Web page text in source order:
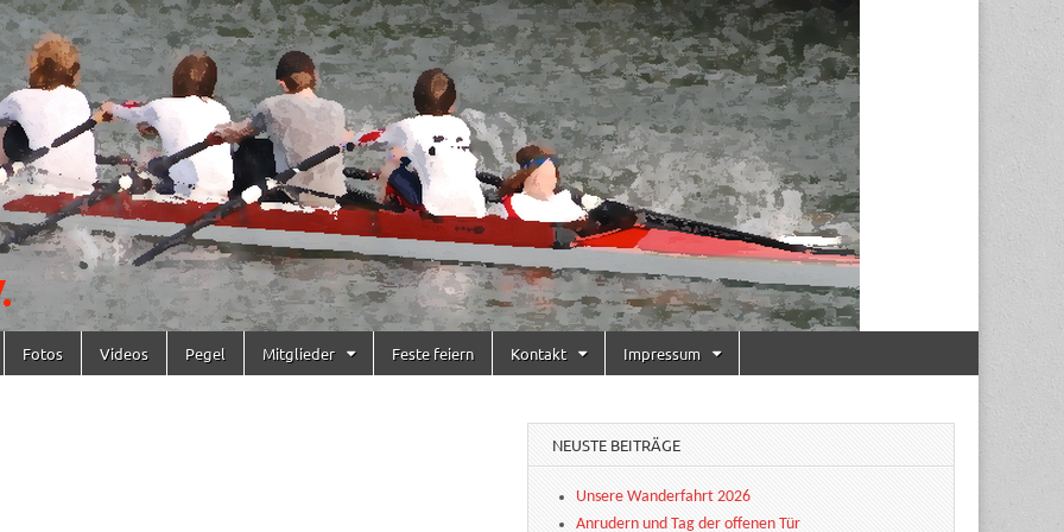
Fotos Videos Pegel Mitglieder Feste feiern Kontakt Impressum
NEUSTE BEITRÄGE
Unsere Wanderfahrt 2026
Anrudern und Tag der offenen Tür